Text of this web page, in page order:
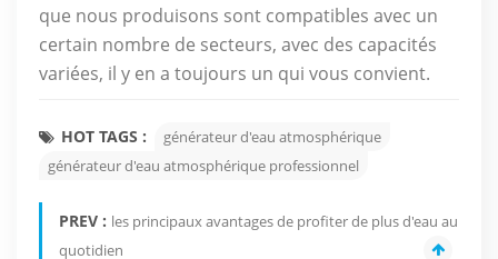
que nous produisons sont compatibles avec un
certain nombre de secteurs, avec des capacités
variées, il y en a toujours un qui vous convient.
HOT TAGS :
générateur d'eau atmosphérique
générateur d'eau atmosphérique professionnel
PREV : les principaux avantages de profiter de plus d'eau au
quotidien